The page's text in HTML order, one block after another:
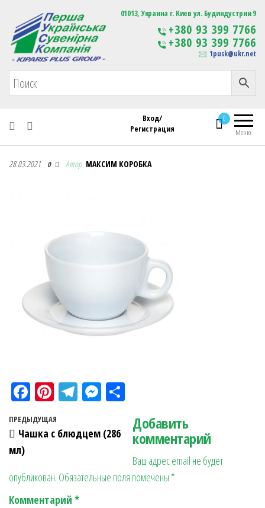
Первая Украинская Сувенирная Компания Изготовление
сувенирной продукции
с логотипом
01013, Украина г. Киев ул. Будиндустрии 9
+380 93 399 7766
+380 93 399 7766
1pusk@ukr.net
Меню
0
Вход/
Регистрация
Первая Украинская Сувенирная Компания
28.03.2021 0 Автор МАКСИМ КОРОБКА
Fa
ce
bo
Pi
nt
er
t
Te
gr
M
se
r
ра
в
ит
ь
Навигация по записям
Предыдущая запись
ПРЕДЫДУЩАЯ
Чашка с блюдцем (286
мл)
Добавить
комментарий
Ваш адрес email не будет
опубликован. Обязательные поля помечены *
Комментарий *